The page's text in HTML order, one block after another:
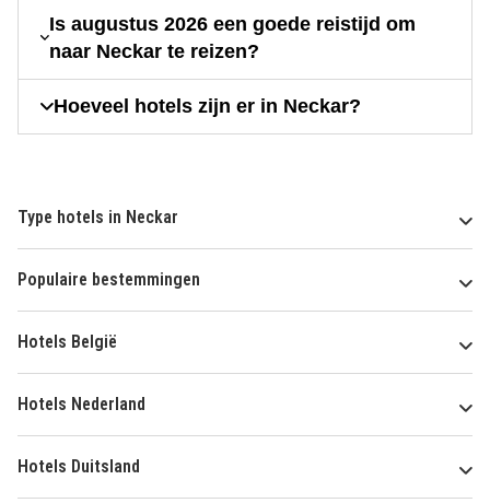
Is augustus 2026 een goede reistijd om
naar Neckar te reizen?
Hoeveel hotels zijn er in Neckar?
Type hotels in Neckar
Populaire bestemmingen
Hotels België
Hotels Nederland
Hotels Duitsland